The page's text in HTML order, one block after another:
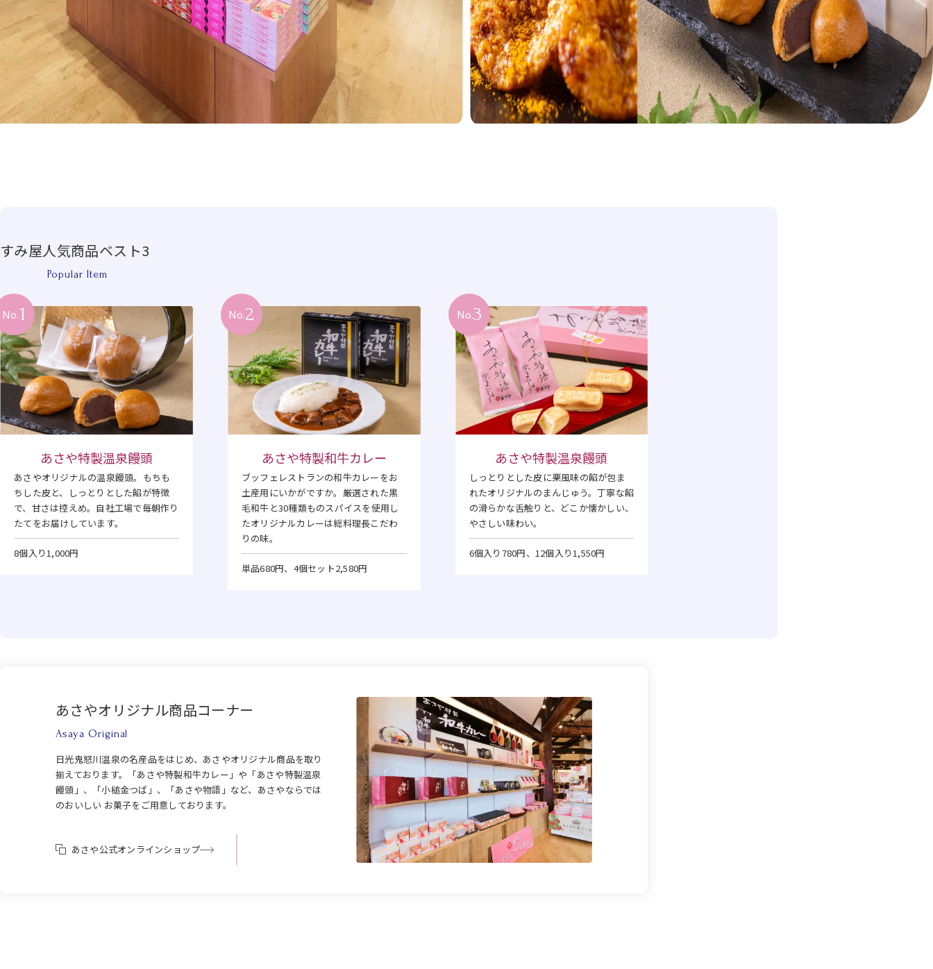
すみ屋人気商品ベスト3
Popular Item
No.1
あさや特製温泉饅頭
あさやオリジナルの温泉饅頭。もちも
ちした皮と、しっとりとした餡が特徴
で、甘さは控えめ。自社工場で毎朝作り
たてをお届けしています。
8個入り1,000円
No.2
あさや特製和牛カレー
ブッフェレストランの和牛カレーをお
土産用にいかがですか。厳選された黒
毛和牛と30種類ものスパイスを使用し
たオリジナルカレーは総料理長こだわ
りの味。
単品680円、4個セット2,580円
No.3
あさや特製温泉饅頭
しっとりとした皮に栗風味の餡が包ま
れたオリジナルのまんじゅう。丁寧な餡
の滑らかな舌触りと、どこか懐かしい、
やさしい味わい。
6個入り780円、12個入り1,550円
あさやオリジナル商品コーナー
Asaya Original
日光鬼怒川温泉の名産品をはじめ、あさやオリジナル商品を取り
揃えております。「あさや特製和牛カレー」や「あさや特製温泉
饅頭」、「小槌金つば」、「あさや物語」など、あさやならでは
のおいしい お菓子をご用意しております。
あさや公式オンラインショップ